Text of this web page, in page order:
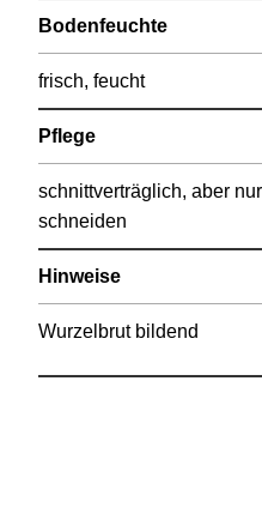
Bodenfeuchte
frisch, feucht
Pflege
schnittverträglich, aber
schneiden
Hinweise
Wurzelbrut bildend